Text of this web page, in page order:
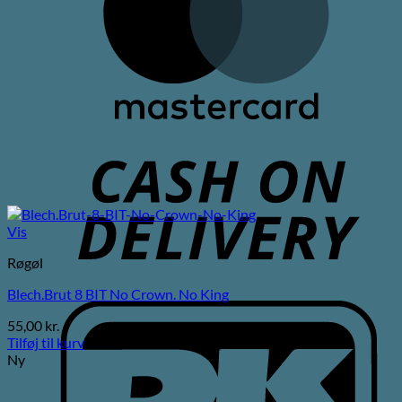
Vis
Røgøl
Blech.Brut 8 BIT No Crown. No King
55,00 kr.
Tilføj til kurv
Ny